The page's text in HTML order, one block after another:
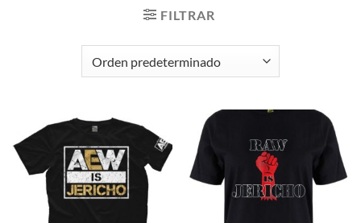
FILTRAR